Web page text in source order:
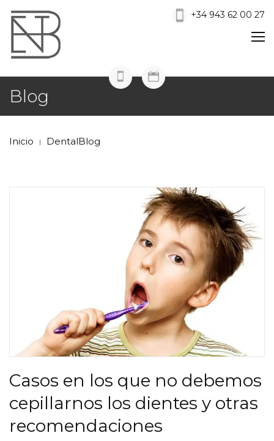
+34 943 62 00 27
Blog
Inicio | DentalBlog
Casos en los que no debemos
cepillarnos los dientes y otras
recomendaciones